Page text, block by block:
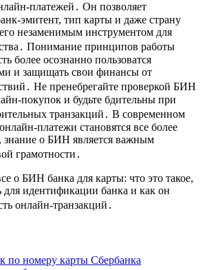
платежей․ Он позволяет
эмитент, тип карты и даже страну
незаменимым инструментом для
Понимание принципов работы
более осознанно пользоватся
и защищать свои финансы от
Не пренебрегайте проверкой БИН
покупок и будьте бдительны при
транзакций․ В современном
платежи становятся все более
знание о БИН является важным
грамотности․
о БИН банка для карты: что это такое,
для идентификации банка и как он
онлайн-транзакций․
по номеру карты Сбербанка